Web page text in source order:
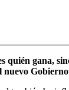
quién gana,